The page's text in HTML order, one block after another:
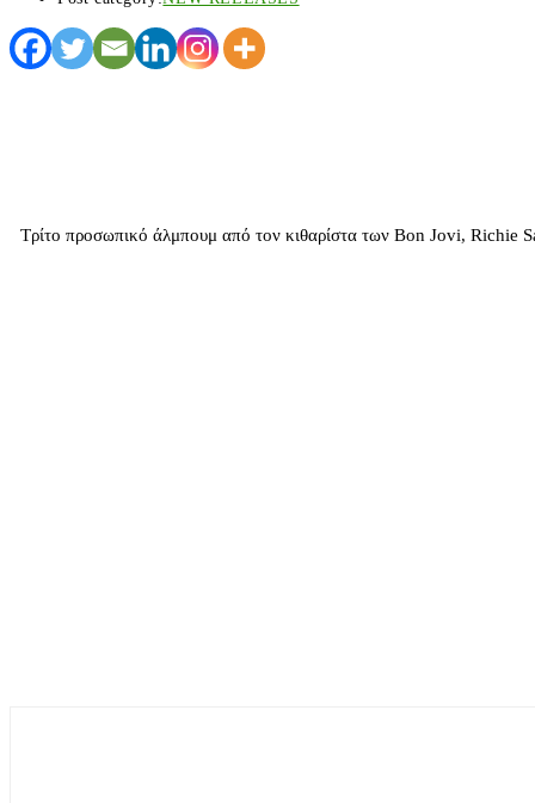
Τρίτο προσωπικό άλμπουμ από τον κιθαρίστα των Bon Jovi, Richie